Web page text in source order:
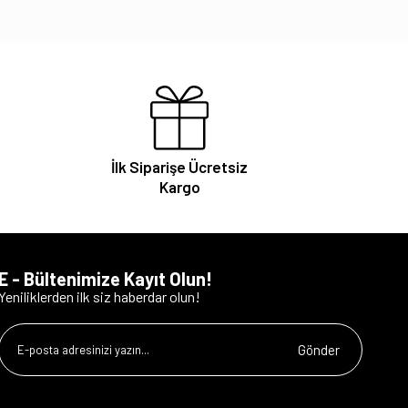
İlk Siparişe Ücretsiz
Kargo
E - Bültenimize Kayıt Olun!
ilk siz haberdar olun!
Gönder